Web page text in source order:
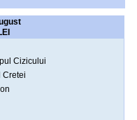
Cizicului
Cretei